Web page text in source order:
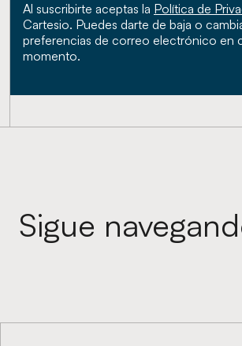
Al suscribirte aceptas la Política de
Cartesio. Puedes darte de baja o
preferencias de correo electrónico en
momento.
Sigue